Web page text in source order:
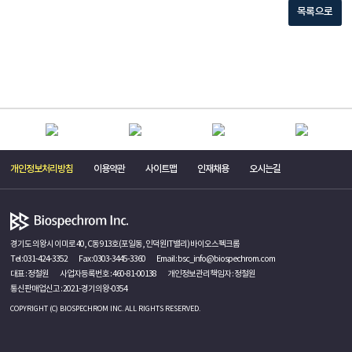
목록으로
개인정보처리방침 이용약관 사이트맵 인재채용 오시는길
경기도 의왕시 이미로 40, C동 913호(포일동, 인덕원IT밸리) 바이오스펙크롬
Tel :031-424-3352 Fax : 0303-3445-3360 Email : bsc_info@biospechrom.com
대표 : 정철원
사업자등록번호 : 460-81-00138
개인정보관리책임자 : 정철원
통신판매업신고 : 2021-경기의왕-0354
COPYRIGHT (C) BIOSPECHROM INC. ALL RIGHTS RESERVED.